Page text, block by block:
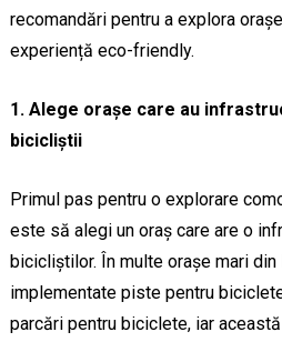
recomandări pentru a explora
experiență eco-friendly.
1. Alege orașe care au
bicicliștii
Primul pas pentru o explorare
este să alegi un oraș care are o
bicicliștilor. În multe orașe mari din
implementate piste pentru
parcări pentru biciclete, iar